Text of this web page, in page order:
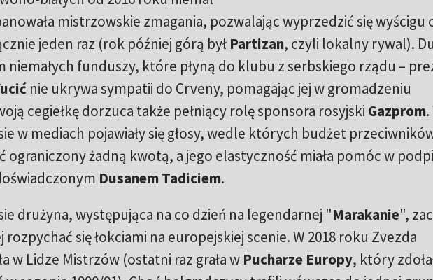
mistrzowskie zmagania, pozwalając wyprzedzić się wyścigu
jeden raz (rok później górą był Partizan, czyli lokalny rywal).
niemałych funduszy, które płyną do klubu z serbskiego rządu –
nie ukrywa sympatii do Crveny, pomagając jej w gromadzeniu
cegiełkę dorzuca także pełniący rolę sponsora rosyjski Gazprom.
w mediach pojawiały się głosy, wedle których budżet
ograniczony żadną kwotą, a jego elastyczność miała pomóc w
Dusanem Tadiciem.
drużyna, występująca na co dzień na legendarnej "Marakanie",
rozpychać się łokciami na europejskiej scenie. W 2018 roku Zvezda
w Lidze Mistrzów (ostatni raz grała w Pucharze Europy, który